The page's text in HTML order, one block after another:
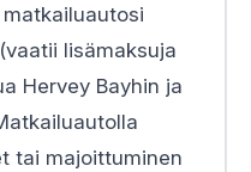
lisämaksuja
Hervey Bayhin ja
tai majoittuminen